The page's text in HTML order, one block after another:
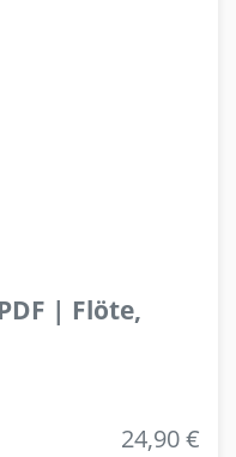
| Flöte,
24,90 €